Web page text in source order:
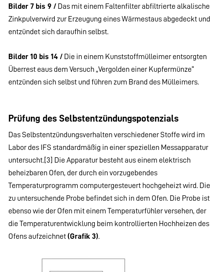
Bilder 7 bis 9 / Das mit einem Faltenfilter abfiltrierte alkalische
Zinkpulverwird zur Erzeugung eines Wärmestaus abgedeckt und
entzündet sich daraufhin selbst.
Bilder 10 bis 14 / Die in einem Kunststoffmülleimer entsorgten
Überrest eaus dem Versuch „Vergolden einer Kupfermünze“
entzünden sich selbst und führen zum Brand des Mülleimers.
Prüfung des Selbstentzündungspotenzials
Das Selbstentzündungsverhalten verschiedener Stoffe wird im
Labor des IFS standardmäßig in einer speziellen Messapparatur
untersucht.[3] Die Apparatur besteht aus einem elektrisch
beheizbaren Ofen, der durch ein vorzugebendes
Temperaturprogramm computergesteuert hochgeheizt wird. Die
zu untersuchende Probe befindet sich in dem Ofen. Die Probe ist
ebenso wie der Ofen mit einem Temperaturfühler versehen, der
die Temperaturentwicklung beim kontrollierten Hochheizen des
Ofens aufzeichnet(Grafik 3).